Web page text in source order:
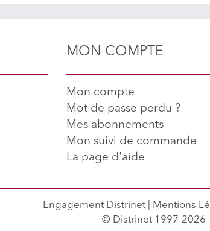
MON COMPTE
Mon compte
Mot de passe perdu ?
Mes abonnements
Mon suivi de commande
La page d'aide
Engagement Distrinet Mentions
© Distrinet 1997-2026